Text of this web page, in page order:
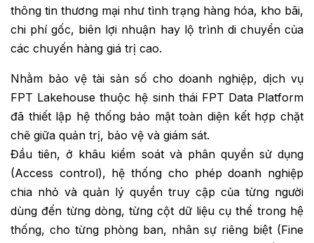
thông tin thương mại như tình trạng hàng hóa, kho bãi,
chi phí gốc, biên lợi nhuận hay lộ trình di chuyển của
các chuyến hàng giá trị cao.
Nhằm bảo vệ tài sản số cho doanh nghiệp, dịch vụ
FPT Lakehouse thuộc hệ sinh thái FPT Data Platform
đã thiết lập hệ thống bảo mật toàn diện kết hợp chặt
chẽ giữa quản trị, bảo vệ và giám sát.
Đầu tiên, ở khâu kiểm soát và phân quyền sử dụng
(Access control), hệ thống cho phép doanh nghiệp
chia nhỏ và quản lý quyền truy cập của từng người
dùng đến từng dòng, từng cột dữ liệu cụ thể trong hệ
thống, cho từng phòng ban, nhân sự riêng biệt (Fine